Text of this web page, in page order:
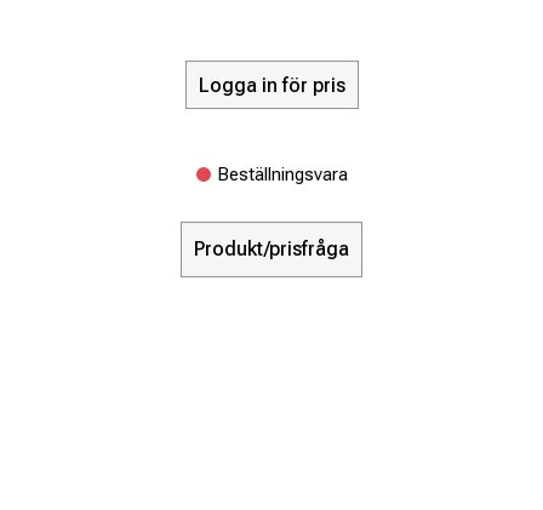
Logga in för pris
Beställningsvara
Produkt/prisfråga